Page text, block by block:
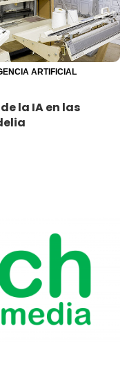
ARTIFICIAL
la IA en las